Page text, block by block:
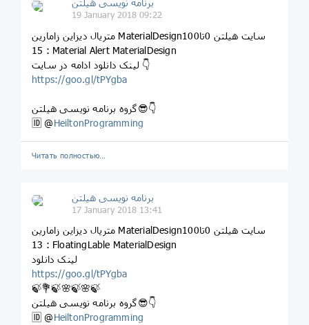
برنامه نویسی هیلتن
19 January 2018 09:22
متریال دیزاین زامارین MaterialDesignسایت هیلتن 0تا100
15 : Material Alert MaterialDesign
لینک دانلود ادامه در سایت 👇
https://goo.gl/tPYgba
گروه برنامه نویسی هیلتن😎👇
🆔 @HeiltonProgramming
Читать полностью…
برنامه نویسی هیلتن
17 January 2018 13:41
متریال دیزاین زامارین MaterialDesignسایت هیلتن 0تا100
13 : FloatingLable MaterialDesign
لینک دانلود
https://goo.gl/tPYgba
🍃💐🍃🌸🍃🌸🍃
گروه برنامه نویسی هیلتن😎👇
🆔 @HeiltonProgramming